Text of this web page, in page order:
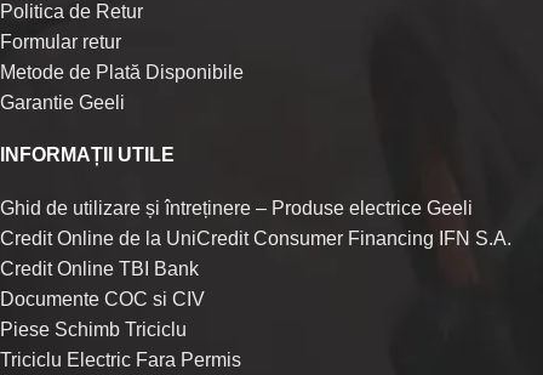
Politica de Retur
Formular retur
Metode de Plată Disponibile
Garantie Geeli
INFORMAȚII UTILE
Ghid de utilizare și întreținere – Produse electrice Geeli
Credit Online de la UniCredit Consumer Financing IFN S.A.
Credit Online TBI Bank
Documente COC si CIV
Piese Schimb Triciclu
Triciclu Electric Fara Permis